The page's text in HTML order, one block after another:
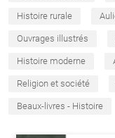
Histoire rurale
Ouvrages illustrés
Histoire moderne
Religion et société
Beaux-livres - Histoire